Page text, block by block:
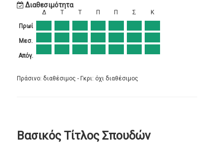
Διαθεσιμότητα
Πρωί
Μεσ.
Απόγ.
Δ Τ Τ Π Π Σ Κ
Πράσινο: διαθέσιμος - Γκρι: όχι διαθέσιμος
Βασικός Τίτλος Σπουδών